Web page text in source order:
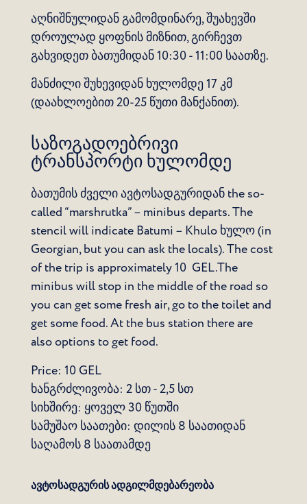
აღნიშნულიდან გამომდინარე, შუახევში
დროულად ყოფნის მიზნით, გირჩევთ
გახვიდეთ ბათუმიდან 10:30 - 11:00 საათზე.
მანძილი შუხევიდან ხულომდე 17 კმ
(დაახლოებით 20-25 წუთი მანქანით).
საზოგადოებრივი
ტრანსპორტი ხულომდე
ბათუმის ძველი ავტოსადგურიდან the so-
called “marshrutka” – minibus departs. The
stencil will indicate Batumi – Khulo ხულო (in
Georgian, but you can ask the locals). The cost
of the trip is approximately 10 GEL.The
minibus will stop in the middle of the road so
you can get some fresh air, go to the toilet and
get some food. At the bus station there are
also options to get food.
Price: 10 GEL
ხანგრძლივობა: 2 სთ - 2,5 სთ
სიხშირე: ყოველ 30 წუთში
სამუშაო საათები: დილის 8 საათიდან
საღამოს 8 საათამდე
ავტოსადგურის ადგილმდებარეობა